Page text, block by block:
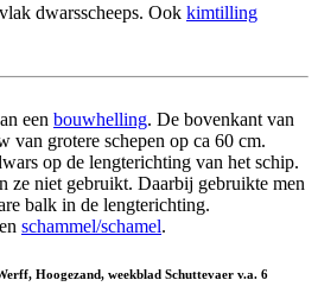
dwarsscheeps. Ook kimtilling
een bouwhelling. De bovenkant van
van grotere schepen op ca 60 cm.
op de lengterichting van het schip.
ze niet gebruikt. Daarbij gebruikte men
balk in de lengterichting.
en schammel/schamel.
Hoogezand, weekblad Schuttevaer v.a. 6